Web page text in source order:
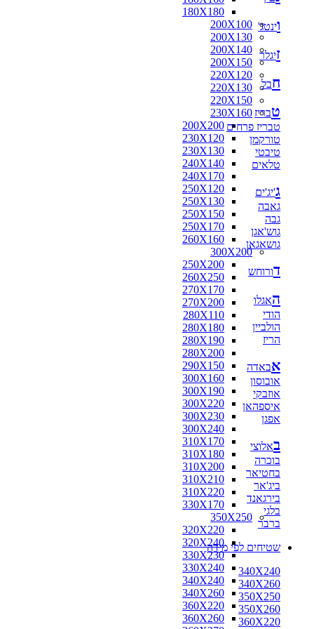
180X180
200X100
200X130
200X140
200X150
220X120
220X130
220X150
230X160
200X200
230X120
230X130
240X140
240X170
250X120
250X130
250X150
250X170
260X160
300X200
250X200
260X250
270X170
270X200
280X110
280X180
280X190
280X200
290X150
300X160
300X190
300X220
300X230
300X240
310X170
310X180
310X200
310X210
310X220
330X170
350X250
320X220
320X240
330X230
330X240
340X240
340X260
360X220
360X260
וינטג'
זיגלר
חבל
טבריז
טבריז פרחים
טורקמן
טיבטי
טלאים
ג'יג'ים
גאבה
גבה
גוש'אגן
גושאגאן
דורוחש
האגלו
הודי
הולביין
הריז
אבאדה
אובוסון
אוזבקי
איספהאן
אפגן
באלוצי
בוכרה
בחטיאר
ביג'אר
בירגאנד
בלגי
ברבר
שטיחים לפי מידה
340X240
340X260
350X250
350X260
360X220